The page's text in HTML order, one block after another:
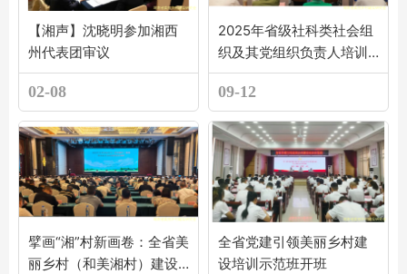
【湘声】沈晓明参加湘西
州代表团审议
02-08
2025年省级社科类社会组
织及其党组织负责人培训
班开班
09-12
擘画“湘”村新画卷：全省美
丽乡村（和美湘村）建设
全省党建引领美丽乡村建
设培训示范班开班